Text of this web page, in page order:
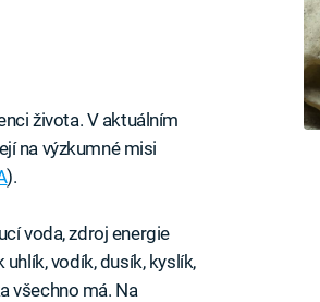
života. V aktuálním
na výzkumné misi
).
voda, zdroj energie
vodík, dusík, kyslík,
všechno má. Na